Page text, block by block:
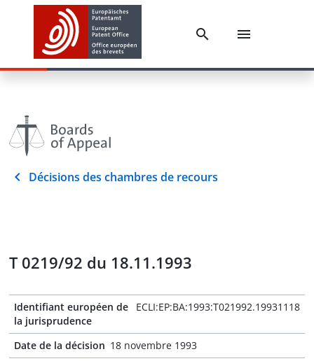
Décisions des chambres de recours
T 0219/92 du 18.11.1993
Identifiant européen de
la jurisprudence
ECLI:EP:BA:1993:T021992.19931118
Date de la décision 18 novembre 1993